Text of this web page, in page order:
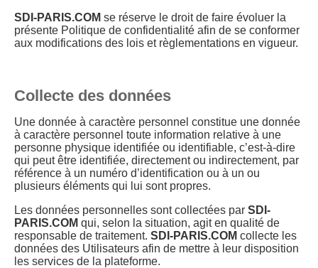
SDI-PARIS.COM se réserve le droit de faire évoluer la
présente Politique de confidentialité afin de se conformer
aux modifications des lois et règlementations en vigueur.
Collecte des données
Une donnée à caractère personnel constitue une donnée
à caractère personnel toute information relative à une
personne physique identifiée ou identifiable, c’est-à-dire
qui peut être identifiée, directement ou indirectement, par
référence à un numéro d’identification ou à un ou
plusieurs éléments qui lui sont propres.
Les données personnelles sont collectées par SDI-
PARIS.COM qui, selon la situation, agit en qualité de
responsable de traitement. SDI-PARIS.COM collecte les
données des Utilisateurs afin de mettre à leur disposition
les services de la plateforme.